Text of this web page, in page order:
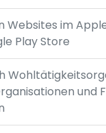
Websites im
Play Store
und